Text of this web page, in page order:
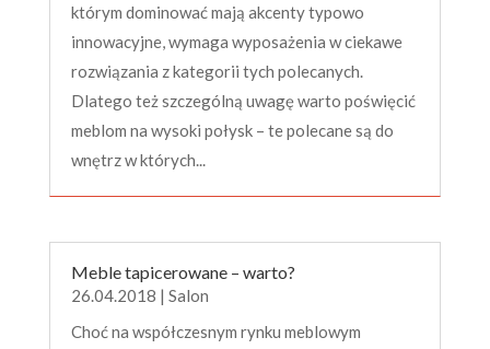
którym dominować mają akcenty typowo
innowacyjne, wymaga wyposażenia w ciekawe
rozwiązania z kategorii tych polecanych.
Dlatego też szczególną uwagę warto poświęcić
meblom na wysoki połysk – te polecane są do
wnętrz w których...
Meble tapicerowane – warto?
26.04.2018 | Salon
Choć na współczesnym rynku meblowym